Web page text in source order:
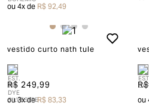
ou4x deR$ 92,49
vestido curto nath tule
R$ 249,99
ou3x deR$ 83,33 ou